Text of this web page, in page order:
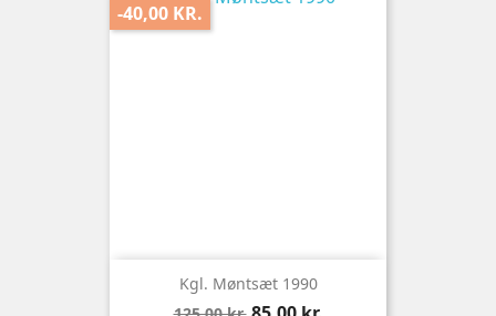
Kgl. Møntsæt 1990
-40,00 KR.